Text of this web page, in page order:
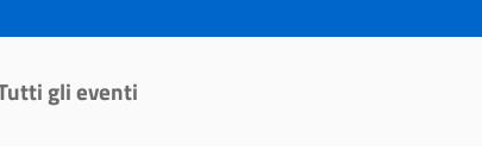
gli eventi